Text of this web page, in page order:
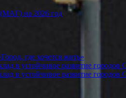
на 2026 год
где хочется жить»
в устойчивое развитие городов
в устойчивое развитие